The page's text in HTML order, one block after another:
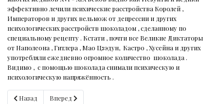
эффективно лечили психические расстройства Королей ,
Императоров и других вельмож от депрессии и других
психологических расстройств шоколадом , сделанному по
специальному рецепту . Кстати , почти все Великие Диктаторы
от Наполеона , Гитлера , Мао Цзэдун, Кастро , Хусейна и других
употребляли ежедневно огромное количество шоколада .
Видимо , с помощью шоколада снимали психическую и
психологическую напряжённость .
Предыдущий: Польза тёмного шоколада
Назад Следующий: Covid 19 и шоколад
Вперед